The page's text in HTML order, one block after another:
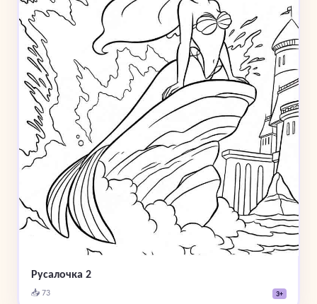
Русалочка 2
📥 73 3+